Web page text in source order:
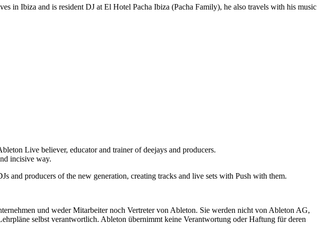
in Ibiza and is resident DJ at El Hotel Pacha Ibiza (Pacha Family), he also travels with his music
Live believer, educator and trainer of deejays and producers.
incisive way.
and producers of the new generation, creating tracks and live sets with Push with them.
und weder Mitarbeiter noch Vertreter von Ableton. Sie werden nicht von Ableton AG,
selbst verantwortlich. Ableton übernimmt keine Verantwortung oder Haftung für deren